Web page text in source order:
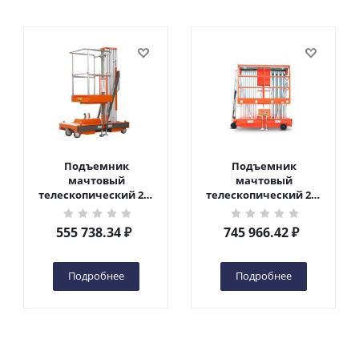
Подъемник
мачтовый
телескопический 200
кг 6 м TOR GTWY6-200S
DC 2-мачтовый
(автономный) (G) в
555 738.34₽
Подробнее
Подъемник
мачтовый
телескопический 200
кг 10 м TOR GTWY10-
200S DC 2-мачтовый
(автономный) (N) в
745 966.42₽
Подробнее